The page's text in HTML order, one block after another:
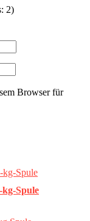
2)
Browser für
Spule